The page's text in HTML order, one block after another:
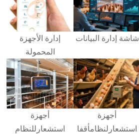
شاشة إدارة البيانات
إدارة الأجهزة
المحمولة
أجهزة
استشعار لنظامأقفا
أجهزة
استشعار للنظام